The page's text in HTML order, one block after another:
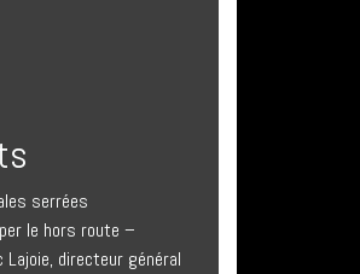
serrées
le hors route –
Lajoie, directeur général